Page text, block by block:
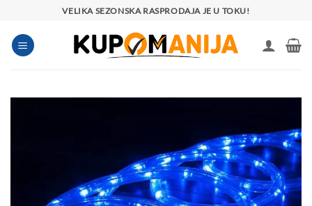
sadržaj
VELIKA SEZONSKA RASPRODAJA JE U TOKU!